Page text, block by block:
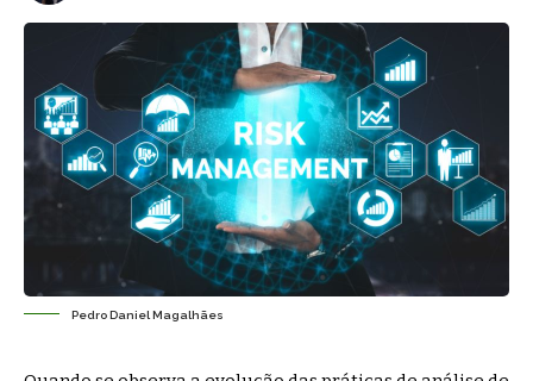
Pedro Daniel Magalhães